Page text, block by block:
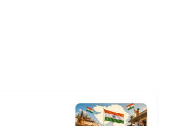
અભિયાન, 70